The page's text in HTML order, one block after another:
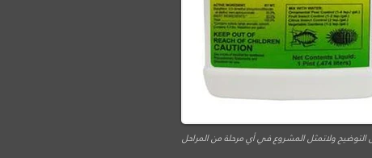
التوضيح ولاتمثل المشروع في أي مرحلة من المراحل